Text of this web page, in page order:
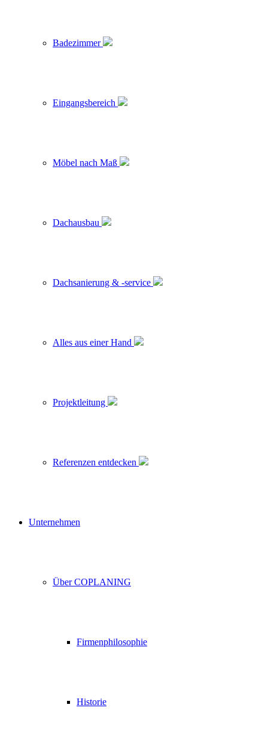
Badezimmer
Eingangsbereich
Möbel nach Maß
Dachausbau
Dachsanierung & -service
Alles aus einer Hand
Projektleitung
Referenzen entdecken
Unternehmen
Über COPLANING
Firmenphilosophie
Historie